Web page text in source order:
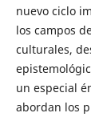
nuevo ciclo
los campos
culturales,
un especial
abordan los